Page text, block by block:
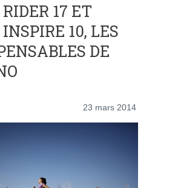
17 ET
10, LES
DE
23 mars 2014